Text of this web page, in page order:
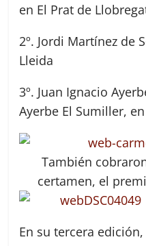
en El Prat de
2º. Jordi Martínez de
Lleida
3º. Juan Ignacio
Ayerbe El Sumiller,
También
certamen, el
En su tercera